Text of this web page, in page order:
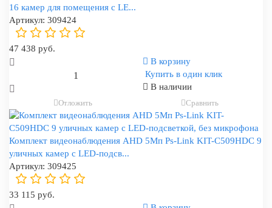
16 камер для помещения с LE...
Артикул: 309424
47 438 руб.
В корзину
Купить в один клик
В наличии
Отложить Сравнить
Комплект видеонаблюдения AHD 5Мп Ps-Link KIT-C509HDC 9
уличных камер с LED-подсв...
Артикул: 309425
33 115 руб.